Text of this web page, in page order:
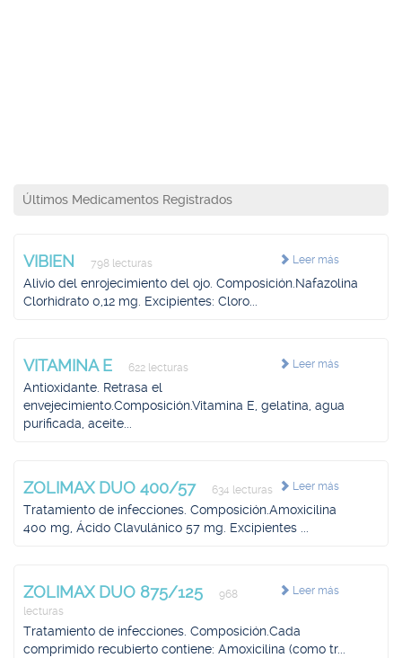
Últimos Medicamentos Registrados
Leer más
VIBIEN 798 lecturas
Alivio del enrojecimiento del ojo. Composición.Nafazolina
Clorhidrato 0,12 mg. Excipientes: Cloro...
Leer más
VITAMINA E 622 lecturas
Antioxidante. Retrasa el
envejecimiento.Composición.Vitamina E, gelatina, agua
purificada, aceite...
Leer más
ZOLIMAX DUO 400/57 634 lecturas
Tratamiento de infecciones. Composición.Amoxicilina
400 mg, Ácido Clavulánico 57 mg. Excipientes ...
Leer más
ZOLIMAX DUO 875/125
968
lecturas
Tratamiento de infecciones. Composición.Cada
comprimido recubierto contiene: Amoxicilina (como tr...